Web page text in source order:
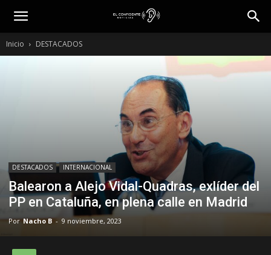
Inicio DESTACADOS
DESTACADOS INTERNACIONAL
Balearon a Alejo Vidal-Quadras, exlíder del
PP en Cataluña, en plena calle en Madrid
Por Nacho B - 9 noviembre, 2023